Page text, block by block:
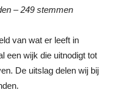
– 249 stemmen
van wat er leeft in
een wijk die uitnodigt tot
De uitslag delen wij bij